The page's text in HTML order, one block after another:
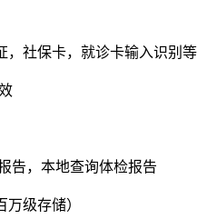
社保卡，就诊卡输入识别
告，本地查询体检报告
级存储）